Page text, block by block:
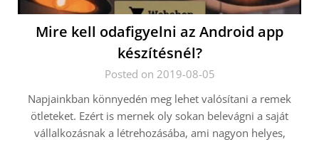
Mire kell odafigyelni az Android app
készítésnél?
Posted on 2019-08-05
Napjainkban könnyedén meg lehet valósítani a remek
ötleteket. Ezért is mernek oly sokan belevágni a saját
vállalkozásnak a létrehozásába, ami nagyon helyes,